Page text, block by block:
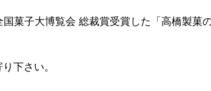
菓子大博覧会 総裁賞受賞した「高橋製菓
下さい。